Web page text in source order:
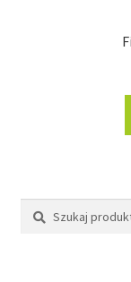
Szukaj:
Szukaj